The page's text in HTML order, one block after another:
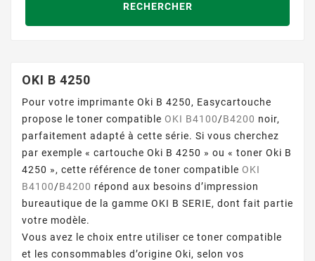
RECHERCHER
OKI B 4250
Pour votre imprimante Oki B 4250, Easycartouche
propose le toner compatible OKI B4100/B4200 noir,
parfaitement adapté à cette série. Si vous cherchez
par exemple « cartouche Oki B 4250 » ou « toner Oki B
4250 », cette référence de toner compatible OKI
B4100/B4200 répond aux besoins d’impression
bureautique de la gamme OKI B SERIE, dont fait partie
votre modèle.
Vous avez le choix entre utiliser ce toner compatible
et les consommables d’origine Oki, selon vos